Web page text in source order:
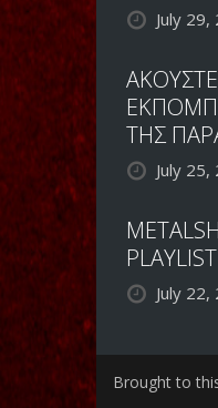
July 29,
ΤΗΣ
July 25,
PLAYLIST
July 22,
Brought to